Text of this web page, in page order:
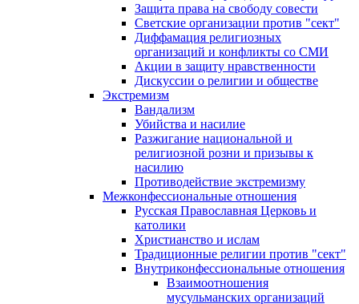
Защита права на свободу совести
Светские организации против "сект"
Диффамация религиозных
организаций и конфликты со СМИ
Акции в защиту нравственности
Дискуссии о религии и обществе
Экстремизм
Вандализм
Убийства и насилие
Разжигание национальной и
религиозной розни и призывы к
насилию
Противодействие экстремизму
Межконфессиональные отношения
Русская Православная Церковь и
католики
Христианство и ислам
Традиционные религии против "сект"
Внутриконфессиональные отношения
Взаимоотношения
мусульманских организаций